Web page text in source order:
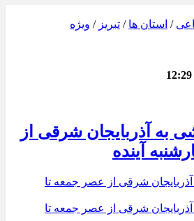
/ استان ها / تبریز / ویژه
به آذربایجان شرقی از
آینده